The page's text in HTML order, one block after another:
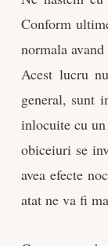
Conform
normala
Acest lucru
general, sunt
inlocuite cu
obiceiuri se
avea efecte
atat ne va fi